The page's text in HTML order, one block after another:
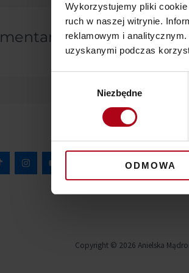
Wykorzystujemy pliki
ruch w naszej witrynie.
reklamowym i
uzyskanymi podczas
Niezbędne
ODMOWA
Copyright © 2026 Anielska